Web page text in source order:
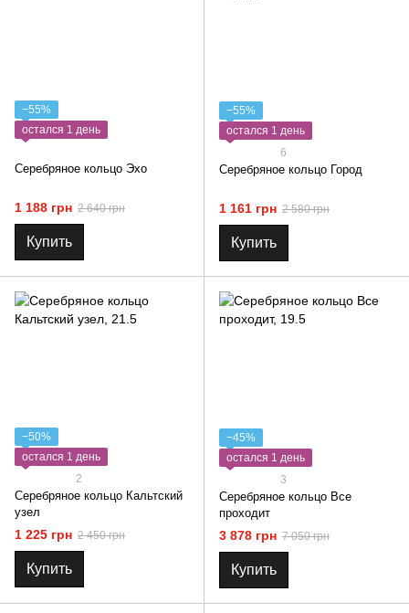
−55%
остался 1 день
Серебряное кольцо Эхо
1 188 грн 2 640 грн
Купить
−55%
остался 1 день
6
Серебряное кольцо Город
1 161 грн 2 580 грн
Купить
−50%
остался 1 день
2
Серебряное кольцо Кальтский
узел
1 225 грн 2 450 грн
Купить
−45%
остался 1 день
3
Серебряное кольцо Все
проходит
3 878 грн 7 050 грн
Купить